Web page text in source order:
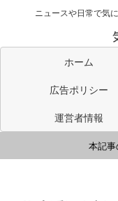
ニュースや日常で気
ホーム
広告ポリシー
運営者情報
本記